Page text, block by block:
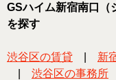
GSハイム新宿南口（
を探す
渋谷区の賃貸 新
渋谷区の事務所